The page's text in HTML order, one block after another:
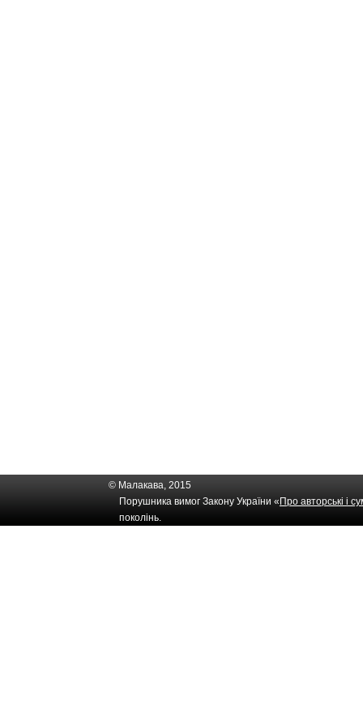
© Малакава, 2015
Порушника вимог Закону України « Про авторські і
поколінь.